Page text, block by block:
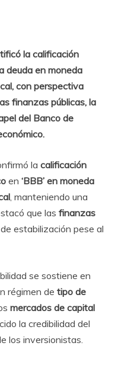
la calificación
deuda en moneda
con perspectiva
finanzas públicas, la
del Banco de
la calificación
en ‘BBB’ en moneda
, manteniendo una
que las finanzas
estabilización pese al
se sostiene en
régimen de tipo de
mercados de capital
la credibilidad del
los inversionistas.